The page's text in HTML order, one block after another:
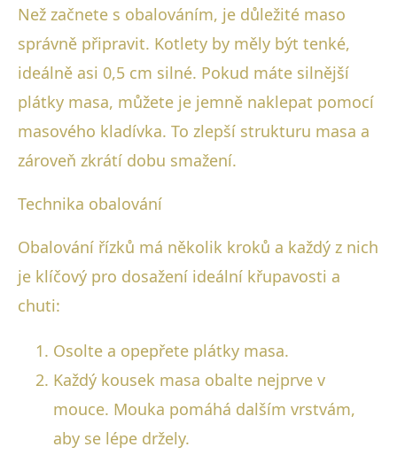
Než začnete s obalováním, je důležité maso
správně připravit. Kotlety by měly být tenké,
ideálně asi 0,5 cm silné. Pokud máte silnější
plátky masa, můžete je jemně naklepat pomocí
masového kladívka. To zlepší strukturu masa a
zároveň zkrátí dobu smažení.
Technika obalování
Obalování řízků má několik kroků a každý z nich
je klíčový pro dosažení ideální křupavosti a
chuti:
Osolte a opepřete plátky masa.
Každý kousek masa obalte nejprve v
mouce. Mouka pomáhá dalším vrstvám,
aby se lépe držely.